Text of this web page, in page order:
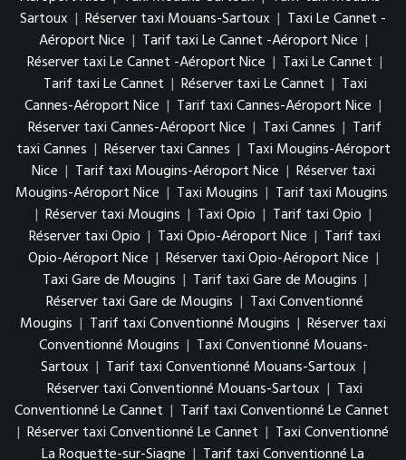
Sartoux | Réserver taxi Mouans-Sartoux | Taxi Le Cannet -
Aéroport Nice | Tarif taxi Le Cannet -Aéroport Nice |
Réserver taxi Le Cannet -Aéroport Nice | Taxi Le Cannet |
Tarif taxi Le Cannet | Réserver taxi Le Cannet | Taxi
Cannes-Aéroport Nice | Tarif taxi Cannes-Aéroport Nice |
Réserver taxi Cannes-Aéroport Nice | Taxi Cannes | Tarif
taxi Cannes | Réserver taxi Cannes | Taxi Mougins-Aéroport
Nice | Tarif taxi Mougins-Aéroport Nice | Réserver taxi
Mougins-Aéroport Nice | Taxi Mougins | Tarif taxi Mougins
| Réserver taxi Mougins | Taxi Opio | Tarif taxi Opio |
Réserver taxi Opio | Taxi Opio-Aéroport Nice | Tarif taxi
Opio-Aéroport Nice | Réserver taxi Opio-Aéroport Nice |
Taxi Gare de Mougins | Tarif taxi Gare de Mougins |
Réserver taxi Gare de Mougins | Taxi Conventionné
Mougins | Tarif taxi Conventionné Mougins | Réserver taxi
Conventionné Mougins | Taxi Conventionné Mouans-
Sartoux | Tarif taxi Conventionné Mouans-Sartoux |
Réserver taxi Conventionné Mouans-Sartoux | Taxi
Conventionné Le Cannet | Tarif taxi Conventionné Le Cannet
| Réserver taxi Conventionné Le Cannet | Taxi Conventionné
La Roquette-sur-Siagne | Tarif taxi Conventionné La